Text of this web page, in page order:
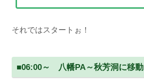
それではスタートぉ！
■06:00～ 八幡PA～秋芳洞に移動